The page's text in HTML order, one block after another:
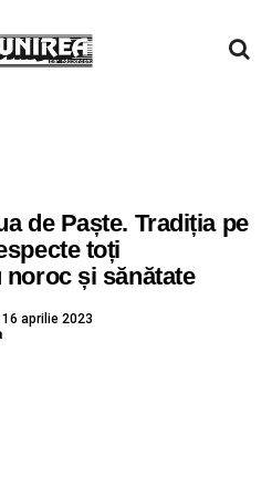
de Paște. Tradiția pe
toți
și sănătate
16 aprilie 2023